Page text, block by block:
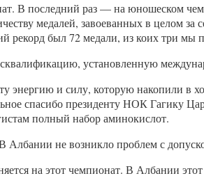
последний раз — на юношеском
медалей, завоеванных в целом
рекорд был 72 медали, из коих три мы
установленную
и силу, которую накопили в
спасибо президенту НОК Гагику
полный набор аминокислот.
не возникло проблем с
на этот чемпионат. В Албании